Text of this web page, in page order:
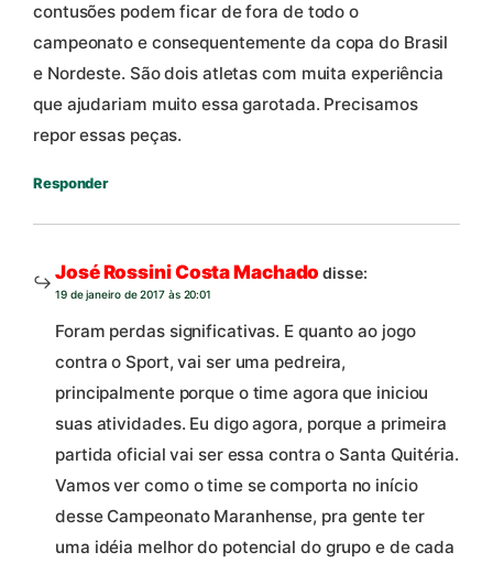
contusões podem ficar de fora de todo o
campeonato e consequentemente da copa do Brasil
e Nordeste. São dois atletas com muita experiência
que ajudariam muito essa garotada. Precisamos
repor essas peças.
Responder
José Rossini Costa Machado disse:
19 de janeiro de 2017 às 20:01
Foram perdas significativas. E quanto ao jogo
contra o Sport, vai ser uma pedreira,
principalmente porque o time agora que iniciou
suas atividades. Eu digo agora, porque a primeira
partida oficial vai ser essa contra o Santa Quitéria.
Vamos ver como o time se comporta no início
desse Campeonato Maranhense, pra gente ter
uma idéia melhor do potencial do grupo e de cada